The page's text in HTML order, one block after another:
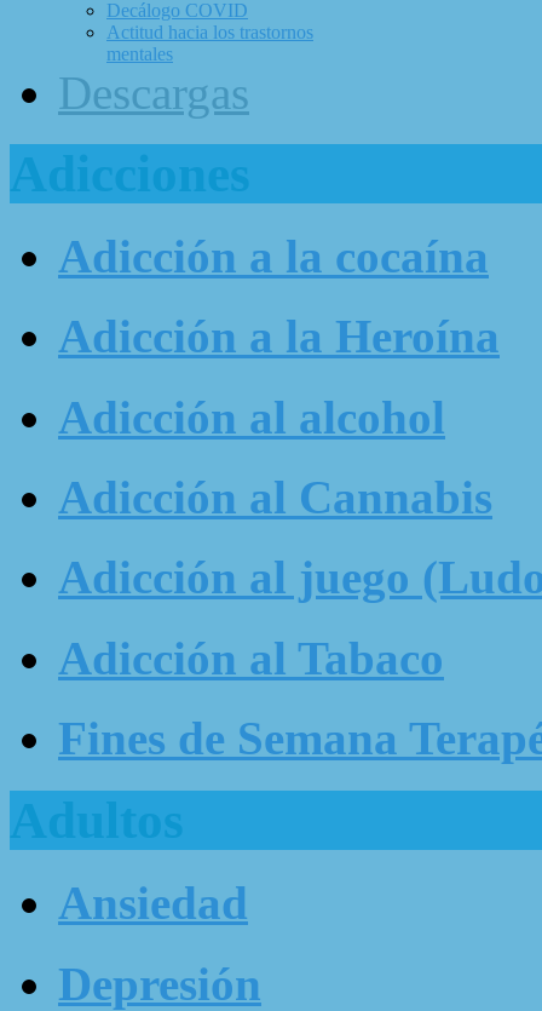
Decálogo COVID
Actitud hacia los trastornos
mentales
Descargas
Adicciones
Adicción a la cocaína
Adicción a la Heroína
Adicción al alcohol
Adicción al Cannabis
Adicción al juego
Adicción al Tabaco
Fines de Semana
Adultos
Ansiedad
Depresión